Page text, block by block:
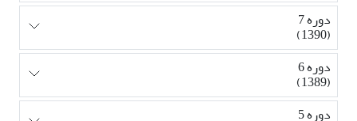
دوره 7
(1390)
دوره 6
(1389)
دوره 5